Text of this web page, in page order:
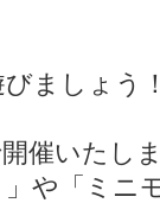
ましょう
催いたし
」や「ミ